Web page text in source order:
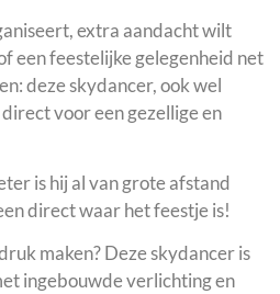
extra aandacht wilt
een feestelijke gelegenheid net
deze skydancer, ook wel
voor een gezellige en
is hij al van grote afstand
direct waar het feestje is!
maken? Deze skydancer is
ingebouwde verlichting en